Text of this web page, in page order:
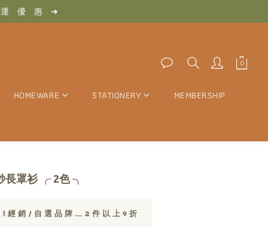
　➜
運　優　惠　➜
HOMEWARE STATIONERY MEMBERSHIP
長罩衫 ╭ 2色 ╮
꒱ 經 銷 / 自 選 品 牌 ﹏ 2 件 以 上 9 折